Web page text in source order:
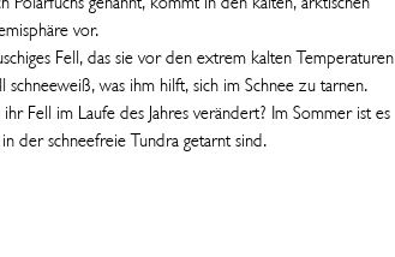
vor.
Fell, das sie vor den extrem kalten Temperaturen
was ihm hilft, sich im Schnee zu tarnen.
ihr Fell im Laufe des Jahres verändert? Im Sommer ist es
der schneefreie Tundra getarnt sind.